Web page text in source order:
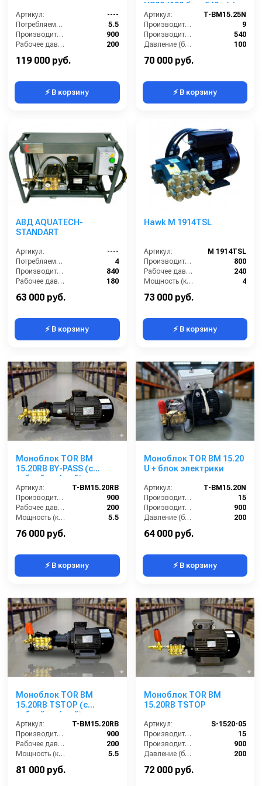
Артикул:
----
Потребляемая мощность (кВт):
5.5
Производительность (л/ч):
900
Рабочее давление (бар):
200
119 000 руб.
⚡ В корзину
HS09 (100 бар, 540 л/ч)
Артикул:
T-BM15.25N
Производительность (л/мин):
9
Производительность (л/ч):
540
Давление (бар):
100
Напряжение (В):
70 000 руб.
⚡ В корзину
АВД AQUATECH-
STANDART
Артикул:
----
Потребляемая мощность (кВт):
4
Производительность (л/ч):
840
Рабочее давление (бар):
180
63 000 руб.
⚡ В корзину
Hawk M 1914TSL
Артикул:
M 1914TSL
Производительность (л/ч):
800
Рабочее давление (бар):
240
Мощность (кВт):
4
73 000 руб.
⚡ В корзину
Моноблок TOR BM
15.20RB BY-PASS (с
гибкой муфтой)
Артикул:
T-BM15.20RB
Производительность (л/ч):
900
Рабочее давление (бар):
200
Мощность (кВт):
5.5
Электропитание (В):
76 000 руб.
⚡ В корзину
Моноблок TOR BM 15.20
U + блок электрики
Артикул:
T-BM15.20N
Производительность (л/мин):
15
Производительность (л/ч):
900
Давление (бар):
200
Напряжение (В):
64 000 руб.
⚡ В корзину
Моноблок TOR BM
15.20RB TSTOP (с
гибкой муфтой)
Артикул:
T-BM15.20RB
Производительность (л/ч):
900
Рабочее давление (бар):
200
Мощность (кВт):
5.5
Электропитание (В):
81 000 руб.
Моноблок TOR BM
15.20RB TSTOP
Артикул:
S-1520-05
Производительность (л/мин):
15
Производительность (л/ч):
900
Давление (бар):
200
Напряжение (В):
72 000 руб.